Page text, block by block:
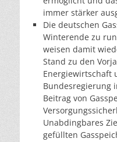
immer stärker
Die deutschen
Winterende zu
weisen damit
Stand zu den
Energiewirtschaft
Bundesregierung
Beitrag von
Unabdingbares
gefüllten